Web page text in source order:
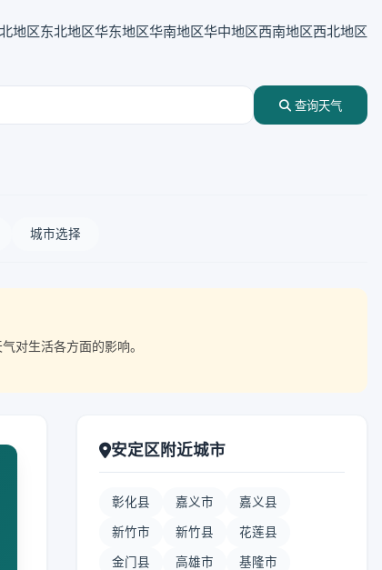
地区东北地区华东地区华南地区华中地区西南地区西北地区
查询天气
城市选择
对生活各方面的影响。
安定区附近城市
彰化县 嘉义市 嘉义县
新竹市 新竹县 花莲县
金门县 高雄市 基隆市